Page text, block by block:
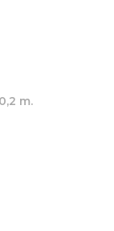
m.